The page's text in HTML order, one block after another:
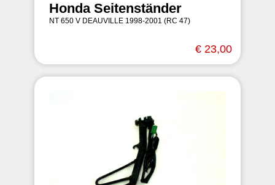
Honda Seitenständer
NT 650 V DEAUVILLE 1998-2001 (RC 47)
€ 23,00